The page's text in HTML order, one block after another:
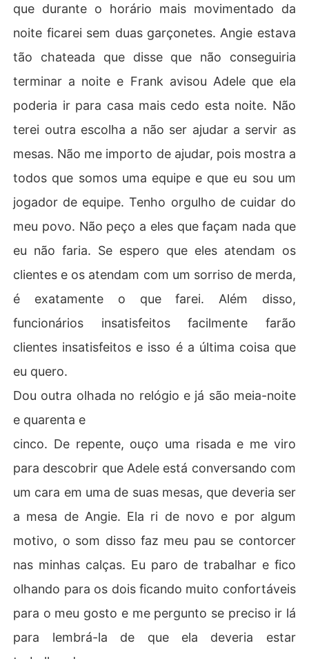
que durante o horário mais movimentado da
noite ficarei sem duas garçonetes. Angie estava
tão chateada que disse que não conseguiria
terminar a noite e Frank avisou Adele que ela
poderia ir para casa mais cedo esta noite. Não
terei outra escolha a não ser ajudar a servir as
mesas. Não me importo de ajudar, pois mostra a
todos que somos uma equipe e que eu sou um
jogador de equipe. Tenho orgulho de cuidar do
meu povo. Não peço a eles que façam nada que
eu não faria. Se espero que eles atendam os
clientes e os atendam com um sorriso de merda,
é exatamente o que farei. Além disso,
funcionários insatisfeitos facilmente farão
clientes insatisfeitos e isso é a última coisa que
eu quero.
Dou outra olhada no relógio e já são meia-noite
e quarenta e
cinco. De repente, ouço uma risada e me viro
para descobrir que Adele está conversando com
um cara em uma de suas mesas, que deveria ser
a mesa de Angie. Ela ri de novo e por algum
motivo, o som disso faz meu pau se contorcer
nas minhas calças. Eu paro de trabalhar e fico
olhando para os dois ficando muito confortáveis
para o meu gosto e me pergunto se preciso ir lá
para lembrá-la de que ela deveria estar